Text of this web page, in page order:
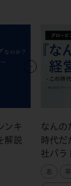
ンキ
解説
なんの
時代だ
社パラ
志